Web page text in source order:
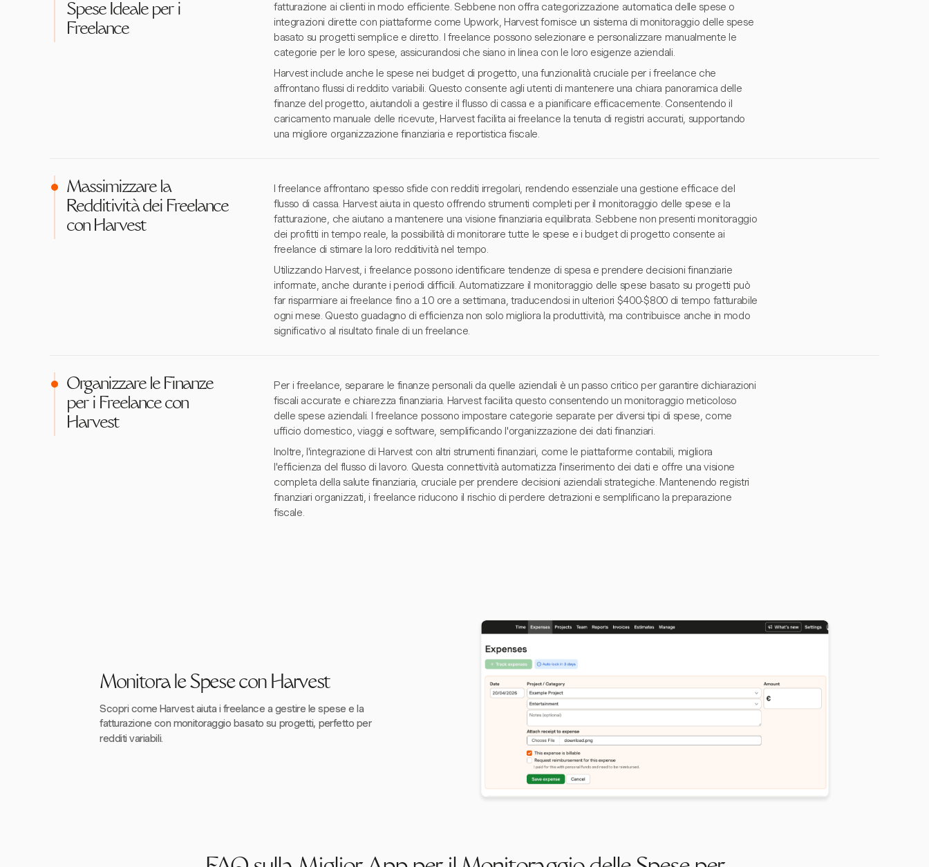
Spese Ideale per i
Freelance
fatturazione ai clienti in modo efficiente. Sebbene non offra categorizzazione automatica delle spese o
integrazioni dirette con piattaforme come Upwork, Harvest fornisce un sistema di monitoraggio delle spese
basato su progetti semplice e diretto. I freelance possono selezionare e personalizzare manualmente le
categorie per le loro spese, assicurandosi che siano in linea con le loro esigenze aziendali.
Harvest include anche le spese nei budget di progetto, una funzionalità cruciale per i freelance che
affrontano flussi di reddito variabili. Questo consente agli utenti di mantenere una chiara panoramica delle
finanze del progetto, aiutandoli a gestire il flusso di cassa e a pianificare efficacemente. Consentendo il
caricamento manuale delle ricevute, Harvest facilita ai freelance la tenuta di registri accurati, supportando
una migliore organizzazione finanziaria e reportistica fiscale.
Massimizzare la
Redditività dei Freelance
con Harvest
I freelance affrontano spesso sfide con redditi irregolari, rendendo essenziale una gestione efficace del
flusso di cassa. Harvest aiuta in questo offrendo strumenti completi per il monitoraggio delle spese e la
fatturazione, che aiutano a mantenere una visione finanziaria equilibrata. Sebbene non presenti monitoraggio
dei profitti in tempo reale, la possibilità di monitorare tutte le spese e i budget di progetto consente ai
freelance di stimare la loro redditività nel tempo.
Utilizzando Harvest, i freelance possono identificare tendenze di spesa e prendere decisioni finanziarie
informate, anche durante i periodi difficili. Automatizzare il monitoraggio delle spese basato su progetti può
far risparmiare ai freelance fino a 10 ore a settimana, traducendosi in ulteriori $400-$800 di tempo fatturabile
ogni mese. Questo guadagno di efficienza non solo migliora la produttività, ma contribuisce anche in modo
significativo al risultato finale di un freelance.
Organizzare le Finanze
per i Freelance con
Harvest
Per i freelance, separare le finanze personali da quelle aziendali è un passo critico per garantire dichiarazioni
fiscali accurate e chiarezza finanziaria. Harvest facilita questo consentendo un monitoraggio meticoloso
delle spese aziendali. I freelance possono impostare categorie separate per diversi tipi di spese, come
ufficio domestico, viaggi e software, semplificando l'organizzazione dei dati finanziari.
Inoltre, l'integrazione di Harvest con altri strumenti finanziari, come le piattaforme contabili, migliora
l'efficienza del flusso di lavoro. Questa connettività automatizza l'inserimento dei dati e offre una visione
completa della salute finanziaria, cruciale per prendere decisioni aziendali strategiche. Mantenendo registri
finanziari organizzati, i freelance riducono il rischio di perdere detrazioni e semplificano la preparazione
fiscale.
Monitora le Spese con Harvest
Scopri come Harvest aiuta i freelance a gestire le spese e la
fatturazione con monitoraggio basato su progetti, perfetto per
redditi variabili.